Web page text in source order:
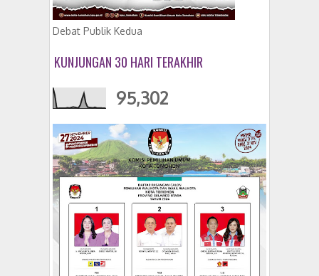
Debat Publik Kedua
KUNJUNGAN 30 HARI TERAKHIR
95,302